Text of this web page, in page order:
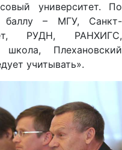
университет. По
баллу – МГУ, Санкт-
РУДН, РАНХИГС,
школа, Плехановский
учитывать».